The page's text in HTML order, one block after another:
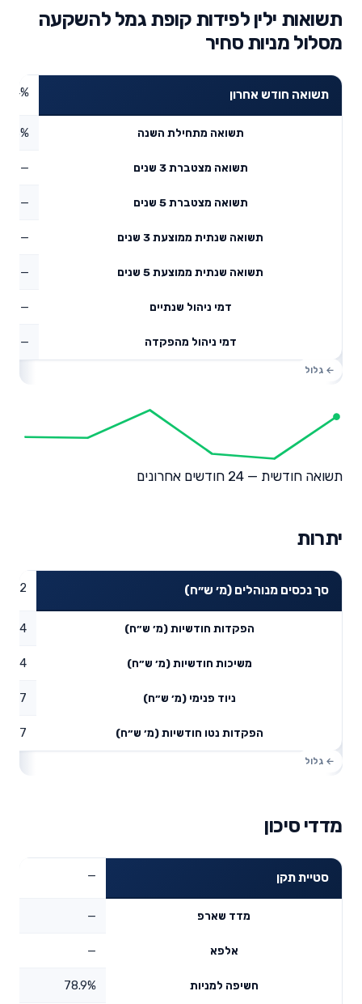
תשואות ילין לפידות קופת גמל להשקעה
מסלול מניות סחיר
תשואה חודש אחרון
תשואה מתחילת השנה
תשואה מצטברת 3 שנים —
תשואה מצטברת 5 שנים —
תשואה שנתית ממוצעת 3 שנים —
תשואה שנתית ממוצעת 5 שנים —
דמי ניהול שנתיים —
דמי ניהול מהפקדה —
תשואה חודשית — 24 חודשים אחרונים
יתרות
סך נכסים מנוהלים (מ׳ ש״ח)
הפקדות חודשיות (מ׳ ש״ח) 2.44
משיכות חודשיות (מ׳ ש״ח) 0.24
ניוד פנימי (מ׳ ש״ח) 1.87
הפקדות נטו חודשיות (מ׳ ש״ח) 4.07
מדדי סיכון
סטיית תקן —
מדד שארפ —
אלפא —
חשיפה למניות 78.9%